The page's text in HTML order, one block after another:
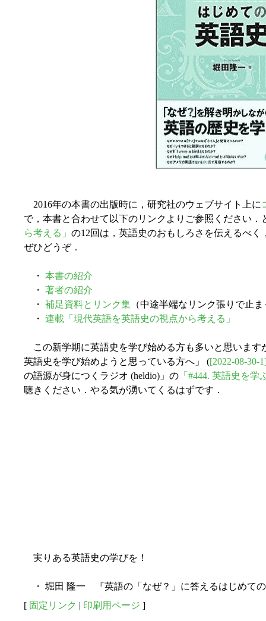
2016年の本書の出版時に，研究社のウェブサイト上に
で，本書と合わせて以下のリンクよりご参照ください．
ら考える」 の12回は，英語史のおもしろさを伝えるべ
ぜひどうぞ．
・ 本書の紹介
・ 著者の紹介
・ 補足資料とリンク集 （中途半端なリンク張りで止
・ 連載「現代英語を英語史の視点から考える」
この新学期に英語史を学び始める方も多いと思います
英語史を学び始めようと思っている方へ」 ([2022-08-30-
の語源が身につくラジオ (heldio)」の 「#444. 英語史を
聴きください．やる気が湧いてくるはずです．
実りある英語史の学びを！
・ 堀田 隆一 『英語の「なぜ？」に答えるはじめて
[ 固定リンク | 印刷用ページ ]